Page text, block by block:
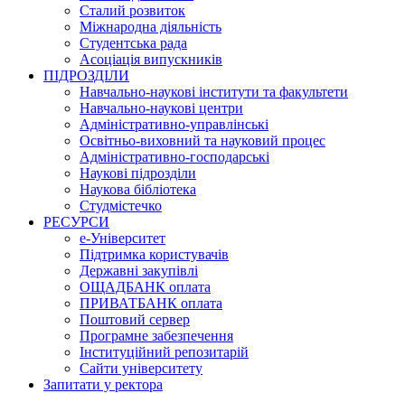
Сталий розвиток
Міжнародна діяльність
Студентська рада
Асоціація випускників
ПІДРОЗДІЛИ
Навчально-наукові інститути та факультети
Навчально-наукові центри
Адміністративно-управлінські
Освітньо-виховний та науковий процес
Адміністративно-господарські
Наукові підрозділи
Наукова бібліотека
Студмістечко
РЕСУРСИ
е-Університет
Підтримка користувачів
Державні закупівлі
ОЩАДБАНК оплата
ПРИВАТБАНК оплата
Поштовий сервер
Програмне забезпечення
Інституційний репозитарій
Сайти університету
Запитати у ректора